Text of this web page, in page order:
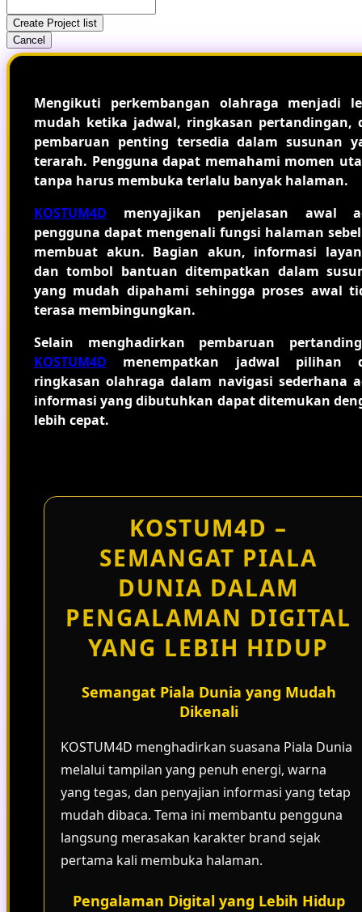
Create Project list
Cancel
Mengikuti perkembangan olahraga menjadi
mudah ketika jadwal, ringkasan pertandingan,
pembaruan penting tersedia dalam susunan
terarah. Pengguna dapat memahami momen
tanpa harus membuka terlalu banyak halaman.
KOSTUM4D menyajikan penjelasan awal
pengguna dapat mengenali fungsi halaman
membuat akun. Bagian akun, informasi
dan tombol bantuan ditempatkan dalam
yang mudah dipahami sehingga proses awal
terasa membingungkan.
Selain menghadirkan pembaruan
KOSTUM4D menempatkan jadwal pilihan
ringkasan olahraga dalam navigasi sederhana
informasi yang dibutuhkan dapat ditemukan
lebih cepat.
KOSTUM4D –
SEMANGAT PIALA
DUNIA DALAM
PENGALAMAN DIGITAL
YANG LEBIH HIDUP
Semangat Piala Dunia yang Mudah
Dikenali
KOSTUM4D menghadirkan suasana Piala Dunia
melalui tampilan yang penuh energi, warna
yang tegas, dan penyajian informasi yang tetap
mudah dibaca. Tema ini membantu pengguna
langsung merasakan karakter brand sejak
pertama kali membuka halaman.
Pengalaman Digital yang Lebih Hidup